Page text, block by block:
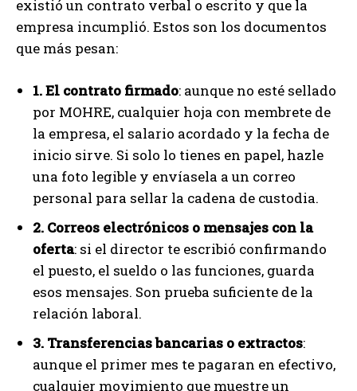
existió un contrato verbal o escrito y que la
empresa incumplió. Estos son los documentos
que más pesan:
1. El contrato firmado: aunque no esté sellado
por MOHRE, cualquier hoja con membrete de
la empresa, el salario acordado y la fecha de
inicio sirve. Si solo lo tienes en papel, hazle
una foto legible y envíasela a un correo
personal para sellar la cadena de custodia.
2. Correos electrónicos o mensajes con la
oferta: si el director te escribió confirmando
el puesto, el sueldo o las funciones, guarda
esos mensajes. Son prueba suficiente de la
relación laboral.
3. Transferencias bancarias o extractos:
aunque el primer mes te pagaran en efectivo,
cualquier movimiento que muestre un